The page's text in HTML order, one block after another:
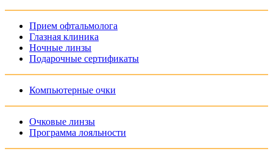
Прием офтальмолога
Глазная клиника
Ночные линзы
Подарочные сертификаты
Компьютерные очки
Очковые линзы
Программа лояльности